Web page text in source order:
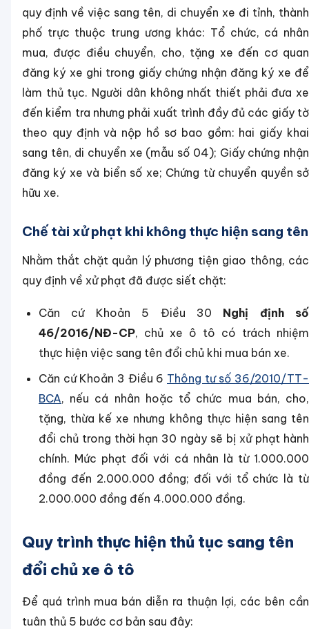
quy định về việc sang tên, di chuyển xe đi tỉnh, thành
phố trực thuộc trung ương khác: Tổ chức, cá nhân
mua, được điều chuyển, cho, tặng xe đến cơ quan
đăng ký xe ghi trong giấy chứng nhận đăng ký xe để
làm thủ tục. Người dân không nhất thiết phải đưa xe
đến kiểm tra nhưng phải xuất trình đầy đủ các giấy tờ
theo quy định và nộp hồ sơ bao gồm: hai giấy khai
sang tên, di chuyển xe (mẫu số 04); Giấy chứng nhận
đăng ký xe và biển số xe; Chứng từ chuyển quyền sở
hữu xe.
Chế tài xử phạt khi không thực hiện sang tên
Nhằm thắt chặt quản lý phương tiện giao thông, các
quy định về xử phạt đã được siết chặt:
Căn cứ Khoản 5 Điều 30 Nghị định số
46/2016/NĐ-CP, chủ xe ô tô có trách nhiệm
thực hiện việc sang tên đổi chủ khi mua bán xe.
Căn cứ Khoản 3 Điều 6 Thông tư số 36/2010/TT-
BCA, nếu cá nhân hoặc tổ chức mua bán, cho,
tặng, thừa kế xe nhưng không thực hiện sang tên
đổi chủ trong thời hạn 30 ngày sẽ bị xử phạt hành
chính. Mức phạt đối với cá nhân là từ 1.000.000
đồng đến 2.000.000 đồng; đối với tổ chức là từ
2.000.000 đồng đến 4.000.000 đồng.
Quy trình thực hiện thủ tục sang tên
đổi chủ xe ô tô
Để quá trình mua bán diễn ra thuận lợi, các bên cần
tuân thủ 5 bước cơ bản sau đây: